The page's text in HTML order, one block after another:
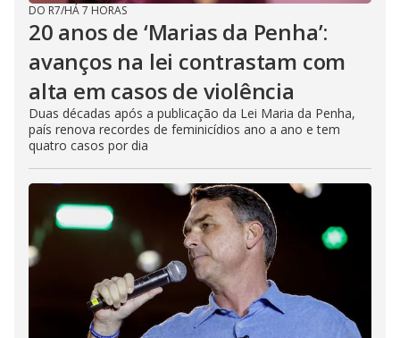
DO R7/HÁ 7 HORAS
20 anos de ‘Marias da Penha’:
avanços na lei contrastam com
alta em casos de violência
Duas décadas após a publicação da Lei Maria da Penha,
país renova recordes de feminicídios ano a ano e tem
quatro casos por dia